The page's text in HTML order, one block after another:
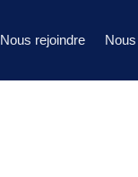
Nous rejoindre